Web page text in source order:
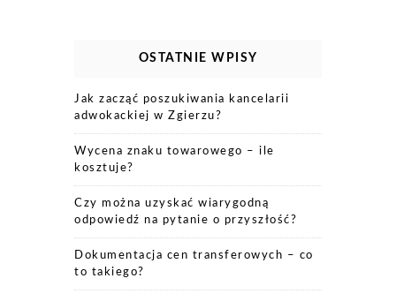
OSTATNIE WPISY
Jak zacząć poszukiwania kancelarii
adwokackiej w Zgierzu?
Wycena znaku towarowego – ile
kosztuje?
Czy można uzyskać wiarygodną
odpowiedź na pytanie o przyszłość?
Dokumentacja cen transferowych – co
to takiego?